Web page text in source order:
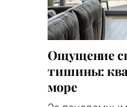
Ощущение
тишины:
море